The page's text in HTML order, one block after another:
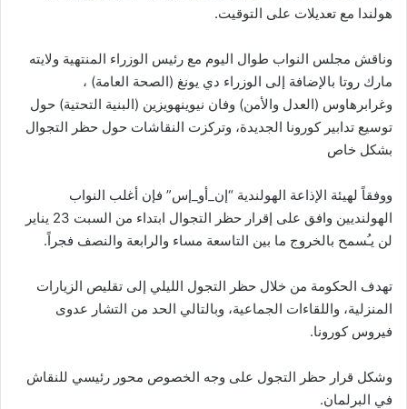
هولندا مع تعديلات على التوقيت.
وناقش مجلس النواب طوال اليوم مع رئيس الوزراء المنتهية ولايته
مارك روتا بالإضافة إلى الوزراء دي يونغ (الصحة العامة) ،
وغرابرهاوس (العدل والأمن) وفان نيوينهويزين (البنية التحتية) حول
توسيع تدابير كورونا الجديدة، وتركزت النقاشات حول حظر التجوال
بشكل خاص
ووفقاً لهيئة الإذاعة الهولندية “إن_أو_إس” فإن أغلب النواب
الهولنديين وافق على إقرار حظر التجوال ابتداء من السبت 23 يناير
لن يـُسمح بالخروج ما بين التاسعة مساء والرابعة والنصف فجراً.
تهدف الحكومة من خلال حظر التجول الليلي إلى تقليص الزيارات
المنزلية، واللقاءات الجماعية، وبالتالي الحد من التشار عدوى
فيروس كورونا.
وشكل قرار حظر التجول على وجه الخصوص محور رئيسي للنقاش
في البرلمان.